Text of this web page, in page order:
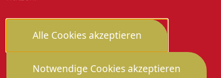
Alle Cookies akzeptieren
Notwendige Cookies akzeptieren